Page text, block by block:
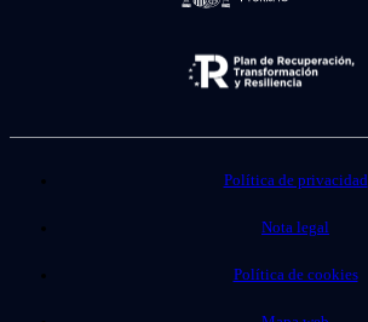
Política de privacidad
Nota legal
Política de cookies